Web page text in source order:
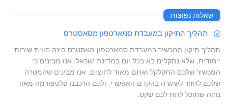
שאלות נפוצות
תהליך התיקון במעבדת סמארטפון מסאסטרס
תהליך תיקון המכשיר במעבדת סמארטפון מאסטרס הינה חווית שירות
ייחודית, שלא נתקלים בא בכל יום במדינת ישראל. אנו מבינים כי
המכשיר שלכם התקלקל ואתם מאוד לחוצים, אנו מבינים שהמטרה
שלכם לחזור לשיגרה בהקדם האפשרי. ולכם הרכבנו פלטפורמה מאוד
נוחה שתוכל לתת לכם שקט.